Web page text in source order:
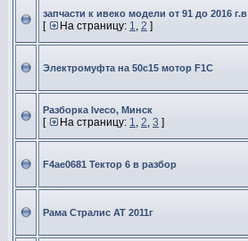
запчасти к ивеко модели от 91 до 2016 г.в
[ На страницу: 1, 2 ]
Электромуфта на 50с15 мотор F1C
Разборка Iveco, Минск
[ На страницу: 1, 2, 3 ]
F4ae0681 Тектор 6 в разбор
Рама Стралис АТ 2011г